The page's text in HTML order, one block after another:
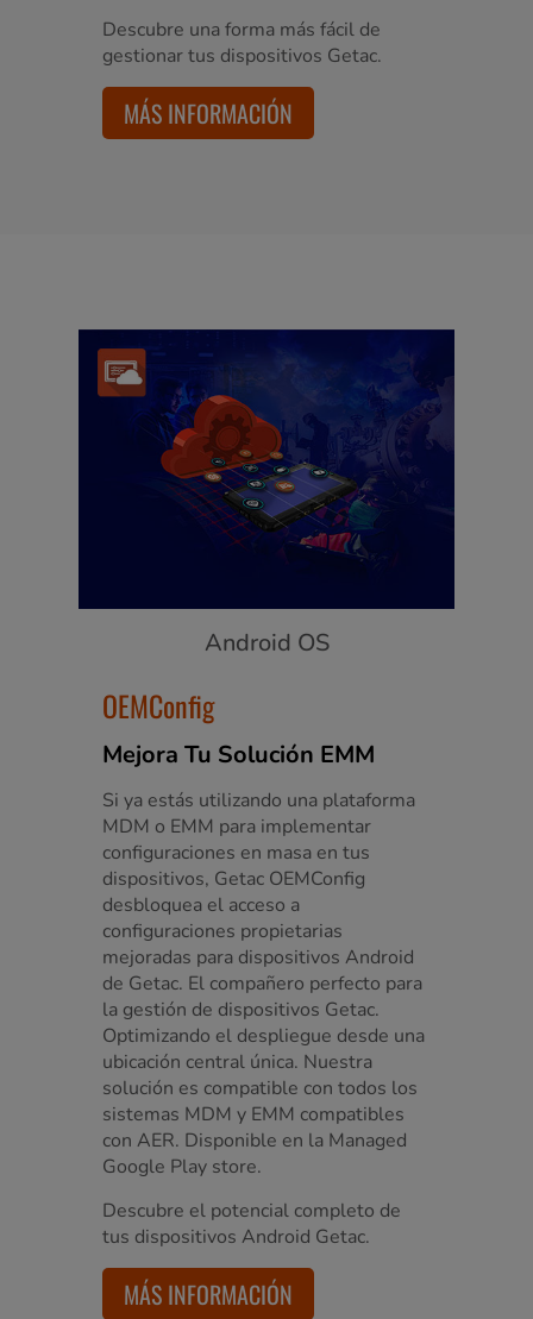
Descubre una forma más fácil de
gestionar tus dispositivos Getac.
MÁS INFORMACIÓN
Android OS
OEMConfig
Mejora Tu Solución EMM
Si ya estás utilizando una plataforma
MDM o EMM para implementar
configuraciones en masa en tus
dispositivos, Getac OEMConfig
desbloquea el acceso a
configuraciones propietarias
mejoradas para dispositivos Android
de Getac. El compañero perfecto para
la gestión de dispositivos Getac.
Optimizando el despliegue desde una
ubicación central única. Nuestra
solución es compatible con todos los
sistemas MDM y EMM compatibles
con AER. Disponible en la Managed
Google Play store.
Descubre el potencial completo de
tus dispositivos Android Getac.
MÁS INFORMACIÓN